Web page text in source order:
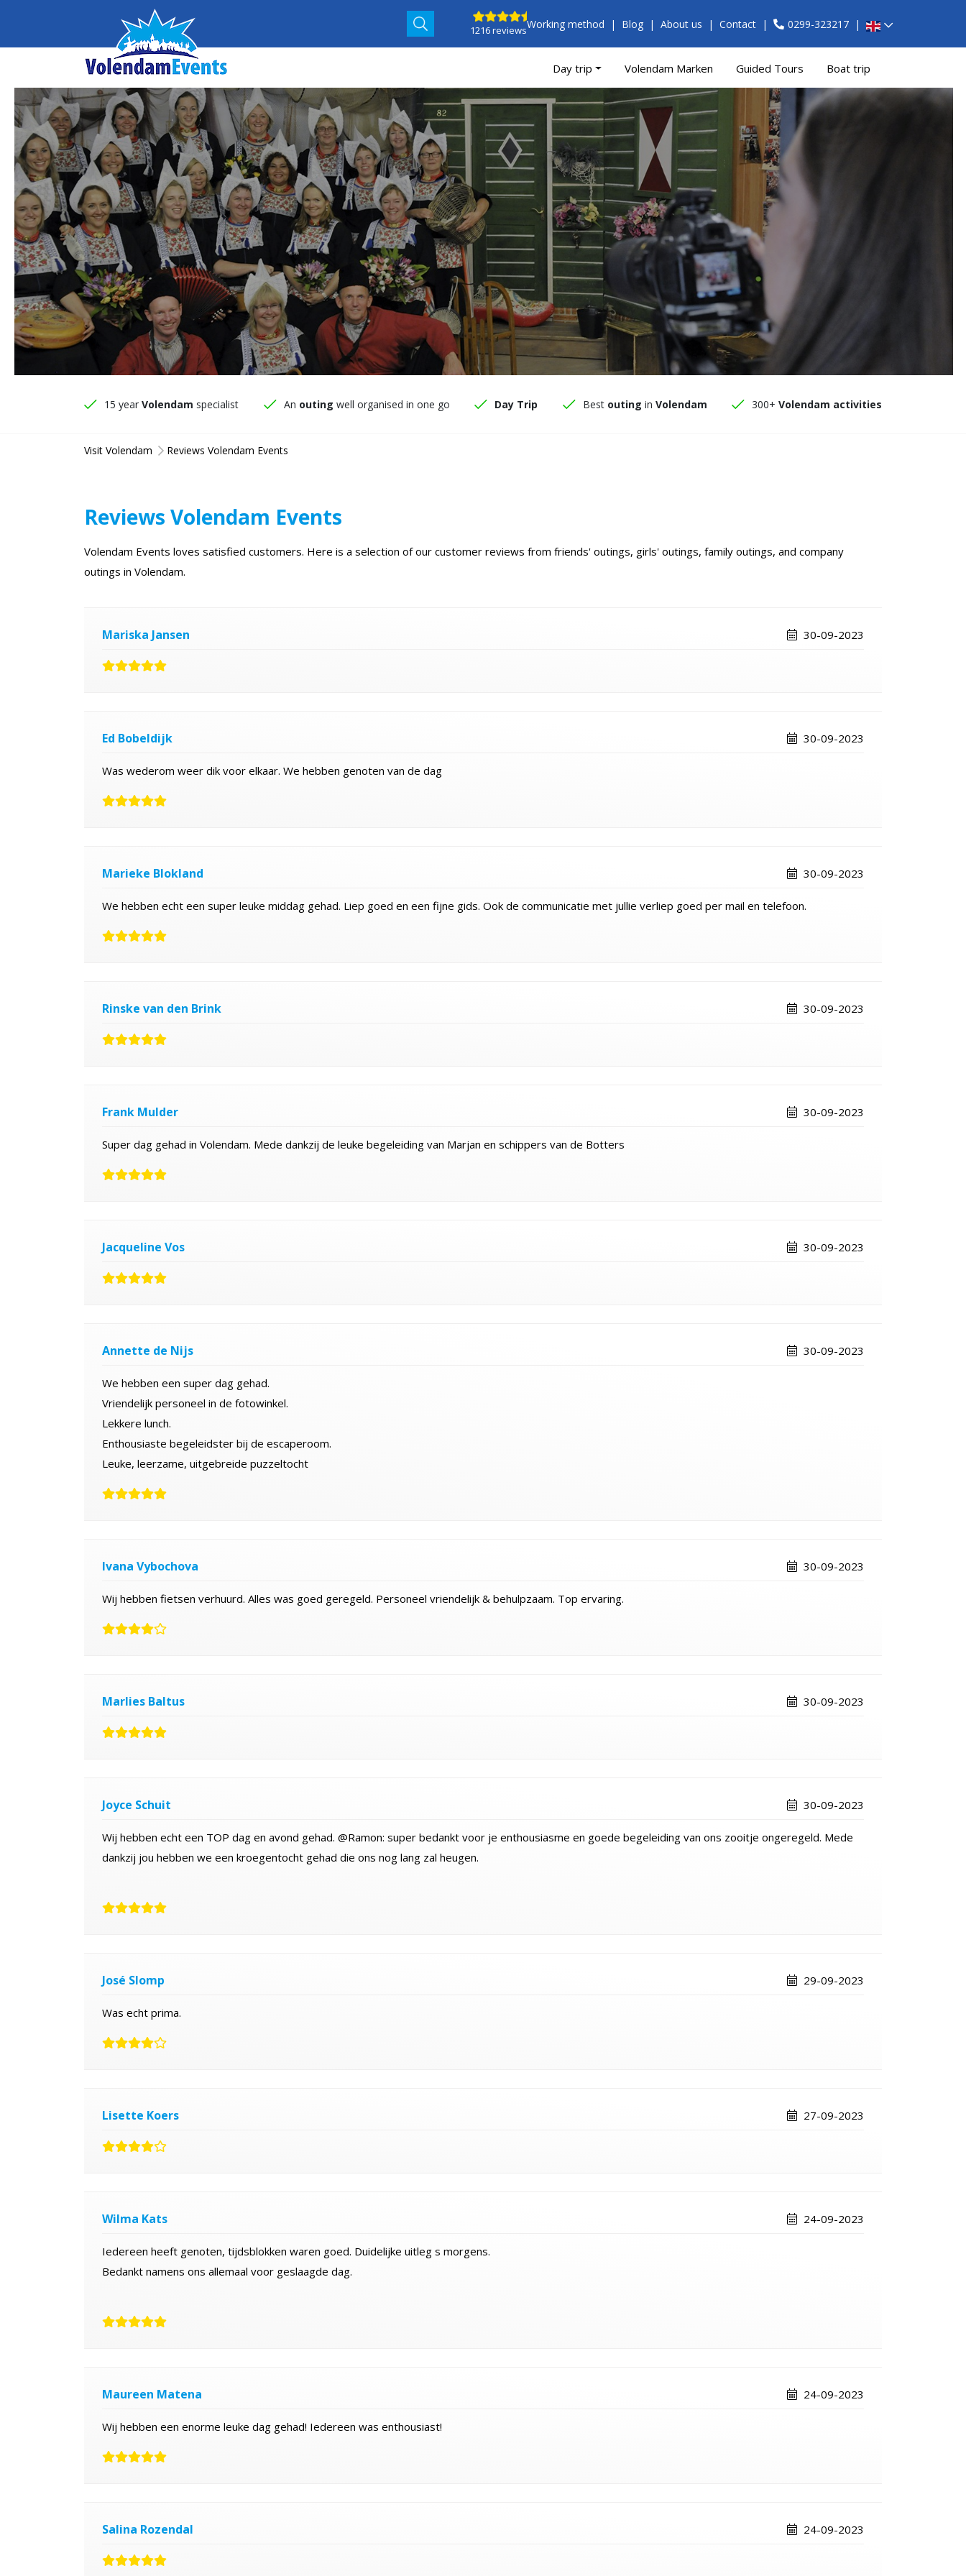
1216 reviewsWorking method Blog About us Contact 0299-323217
Day trip Volendam Marken Guided Tours Boat trip
15 year Volendam specialist An outing well organised in one go Day Trip Best outing in Volendam 300+ Volendam activities
Visit Volendam Reviews Volendam Events
Reviews Volendam Events
Volendam Events loves satisfied customers. Here is a selection of our customer reviews from friends' outings, girls' outings, family outings, and company
outings in Volendam.
Mariska Jansen 30-09-2023
Ed Bobeldijk 30-09-2023
Was wederom weer dik voor elkaar. We hebben genoten van de dag
Marieke Blokland 30-09-2023
We hebben echt een super leuke middag gehad. Liep goed en een fijne gids. Ook de communicatie met jullie verliep goed per mail en telefoon.
Rinske van den Brink 30-09-2023
Frank Mulder 30-09-2023
Super dag gehad in Volendam. Mede dankzij de leuke begeleiding van Marjan en schippers van de Botters
Jacqueline Vos 30-09-2023
Annette de Nijs 30-09-2023
We hebben een super dag gehad.
Vriendelijk personeel in de fotowinkel.
Lekkere lunch.
Enthousiaste begeleidster bij de escaperoom.
Leuke, leerzame, uitgebreide puzzeltocht
Ivana Vybochova 30-09-2023
Wij hebben fietsen verhuurd. Alles was goed geregeld. Personeel vriendelijk & behulpzaam. Top ervaring.
Marlies Baltus 30-09-2023
Joyce Schuit 30-09-2023
Wij hebben echt een TOP dag en avond gehad. @Ramon: super bedankt voor je enthousiasme en goede begeleiding van ons zooitje ongeregeld. Mede
dankzij jou hebben we een kroegentocht gehad die ons nog lang zal heugen.
José Slomp 29-09-2023
Was echt prima.
Lisette Koers 27-09-2023
Wilma Kats 24-09-2023
Iedereen heeft genoten, tijdsblokken waren goed. Duidelijke uitleg s morgens.
Bedankt namens ons allemaal voor geslaagde dag.
Maureen Matena 24-09-2023
Wij hebben een enorme leuke dag gehad! Iedereen was enthousiast!
Salina Rozendal 24-09-2023